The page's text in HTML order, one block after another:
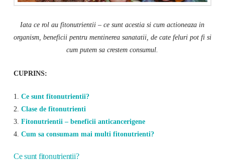
Iata ce rol au fitonutrientii – ce sunt acestia si cum actioneaza in
organism, beneficii pentru mentinerea sanatatii, de cate feluri pot fi si
cum putem sa crestem consumul.
CUPRINS:
1. Ce sunt fitonutrientii?
2. Clase de fitonutrienti
3. Fitonutrientii – beneficii anticancerigene
4. Cum sa consumam mai multi fitonutrienti?
Ce sunt fitonutrientii?